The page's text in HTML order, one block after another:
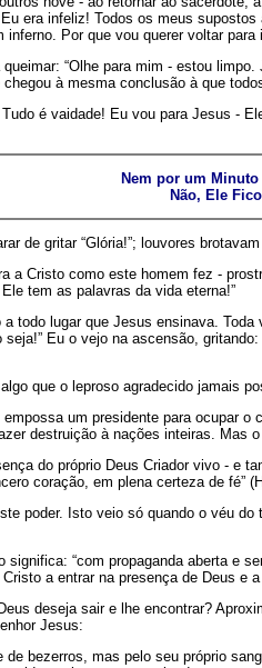
era infeliz! Todos os meus
Por que vou querer voltar para
“Olhe para mim - estou
à mesma conclusão à que
é vaidade! Eu vou para Jesus -
Nem por um
Não, Ele
de gritar “Glória!”; louvores
a Cristo como este homem fez -
tem as palavras da vida eterna!”
a todo lugar que Jesus ensinava.
Eu o vejo na ascensão,
que o leproso agradecido jamais
um presidente para ocupar
destruição à nações inteiras. Mas
do próprio Deus Criador vivo - e
coração, em plena certeza de fé”
poder. Isto veio só quando o véu
significa: “com propaganda aberta e
a entrar na presença de Deus e
deseja sair e lhe encontrar?
Jesus:
de bezerros, mas pelo seu próprio